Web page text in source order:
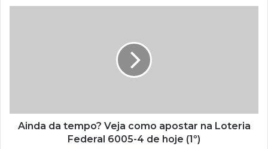
Ainda da tempo? Veja como apostar na Loteria
Federal 6005-4 de hoje (1º)